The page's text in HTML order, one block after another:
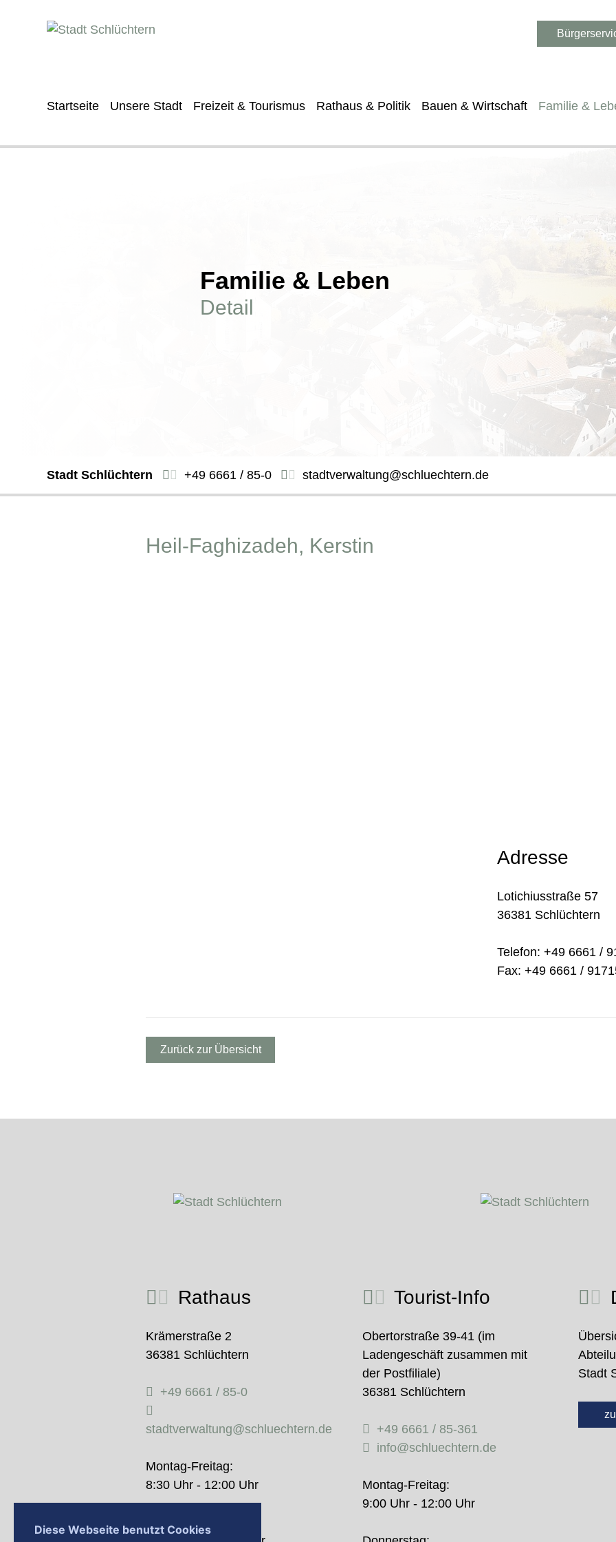
Startseite Unsere Stadt Freizeit & Tourismus Rathaus & Politik Bauen & Wirtschaft Familie &
Familie & Leben
Detail
Stadt Schlüchtern +49 6661 / 85-0 stadtverwaltung@schluechtern.de
Heil-Faghizadeh, Kerstin
Adresse
Lotichiusstraße 57
36381 Schlüchtern
Telefon: +49 6661 /
Fax: +49 6661 /
Zurück zur Übersicht
Rathaus
Krämerstraße 2
36381 Schlüchtern
+49 6661 / 85-0
stadtverwaltung@schluechtern.de
Montag-Freitag:
8:30 Uhr - 12:00 Uhr
Donnerstag:
Tourist-Info
Obertorstraße 39-41 (im
Ladengeschäft zusammen mit
der Postfiliale)
36381 Schlüchtern
+49 6661 / 85-361
info@schluechtern.de
Montag-Freitag:
9:00 Uhr - 12:00 Uhr
Stadt
Diese Webseite benutzt Cookies